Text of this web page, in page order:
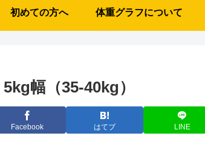
初めての方へ 体重グラフについて
幅（35-40kg）
Facebook はてブ LINE